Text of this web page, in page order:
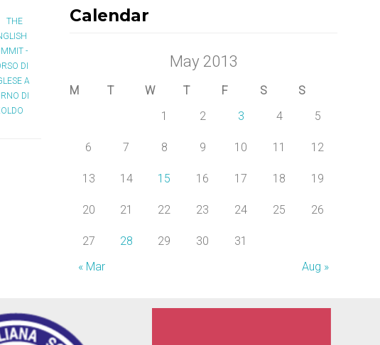
Calendar
May 2013
M T W T F S
S
1
2 3 4 5
6 7 8 9 10 11 12
13 14 15 16 17 18 19
20 21 22 23 24 25 26
27 28 29 30
31
« Mar
Aug »